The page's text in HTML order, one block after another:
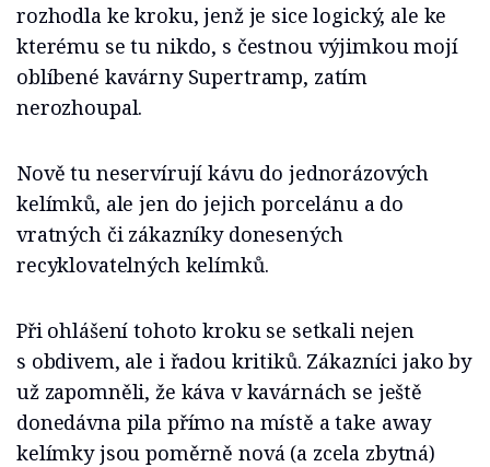
rozhodla ke kroku, jenž je sice logický, ale ke
kterému se tu nikdo, s čestnou výjimkou mojí
oblíbené kavárny Supertramp, zatím
nerozhoupal.
Nově tu neservírují kávu do jednorázových
kelímků, ale jen do jejich porcelánu a do
vratných či zákazníky donesených
recyklovatelných kelímků.
Při ohlášení tohoto kroku se setkali nejen
s obdivem, ale i řadou kritiků. Zákazníci jako by
už zapomněli, že káva v kavárnách se ještě
donedávna pila přímo na místě a take away
kelímky jsou poměrně nová (a zcela zbytná)